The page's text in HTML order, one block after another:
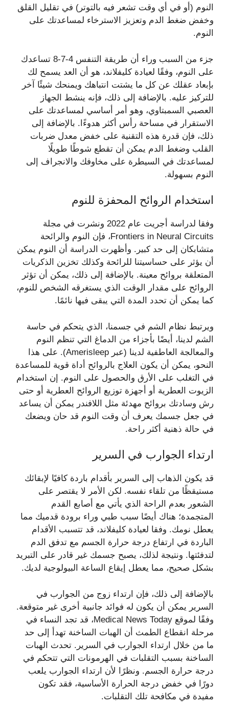
النوم (أو في أي وقت تشعر فيه بالتوتر) في تقليل القلق
وخفض ضغط الدم وتعزيز الاسترخاء لمساعدتك على
النوم.
جزء من السبب وراء أن طريقة التنفس 4-7-8 تساعدك
على النوم، وفقًا لعيادة كليفلاند، هو أن العد يسمح لك
بإبعاد عقلك عن كل ما يشتت انتباهك ويمنحك شيئًا آخر
للتركيز عليه. بالإضافة إلى ذلك، فإنه ينشط الجهاز
العصبي السمبتاوي، وهو أمر أساسي لمساعدتك على
الاستقرار في مساحة رأس أكثر هدوءًا. بالإضافة إلى
ذلك، فإن قدرة هذه التقنية على خفض معدل ضربات
القلب وضغط الدم يمكن أن تقطع شوطًا طويلًا
لمساعدتك في السيطرة على مخاوفك والانجراف إلى
النوم بسهولة.
استخدام الروائح المحفزة للنوم
وفقا لدراسة أجريت عام 2022 ونشرت في مجلة
Frontiers in Neural Circuits، فإن النوم والرائحة
متشابكان إلى حد كبير. وأظهرت الدراسة أن النوم يمكن
أن يؤثر على حساسيتنا للرائحة وكذلك تخزين الذكريات
المتعلقة بروائح معينة. بالإضافة إلى ذلك، يمكن أن تؤثر
الروائح على مقدار الوقت الذي يستغرقه الشخص للنوم،
كما يمكن أن تحدد المدة التي يبقى فيها نائمًا.
ويرتبط نظام الشم في جسمنا، الذي يتحكم في حاسة
الشم لدينا، أيضًا بأجزاء من الدماغ التي تنظم النوم
والمعالجة العاطفية لدينا (عبر Amerisleep). على هذا
النحو، يمكن أن يكون العلاج بالروائح أداة قوية للمساعدة
في التغلب على الأرق والحصول على النوم. إن استخدام
الزيوت العطرية أو أجهزة توزيع الروائح العطرية أو حتى
رش وسادتك بروائح مهدئة مثل اللافندر يمكن أن يساعد
في جعل جسمك يعرف أن وقت النوم قد حان ويضعك
في حالة ذهنية أكثر راحة.
ارتداء الجوارب في السرير
قد يكون الذهاب إلى السرير بأقدام باردة كافيًا لإبقائك
مستيقظًا من تلقاء نفسه. لكن الأمر لا يقتصر على
الشعور بعدم الراحة الذي يأتي مع أصابع القدم
المتجمدة؛ هناك أيضًا سبب طبي وراء برودة قدميك مما
يعطل نومك. وفقا لعيادة كليفلاند، قد تتسبب الأقدام
الباردة في ارتفاع درجة حرارة الجسم مع تدفق الدم
لتدفئتها. ونتيجة لذلك، يصبح جسمك غير قادر على التبريد
بشكل صحيح، مما يعطل إيقاع الساعة البيولوجية لديك.
بالإضافة إلى ذلك، فإن ارتداء زوج من الجوارب في
السرير يمكن أن يكون له فوائد جانبية أخرى غير متوقعة.
وفقًا لموقع Medical News Today، قد تجد النساء في
مرحلة انقطاع الطمث أن الهبات الساخنة تهدأ إلى حد
ما من خلال ارتداء الجوارب في السرير. تحدث الهبات
الساخنة بسبب التقلبات في الهرمونات التي تتحكم في
درجة حرارة الجسم. ونظرًا لأن ارتداء الجوارب يلعب
دورًا في خفض درجة الحرارة الأساسية، فقد تكون
مفيدة في مكافحة تلك التقلبات.